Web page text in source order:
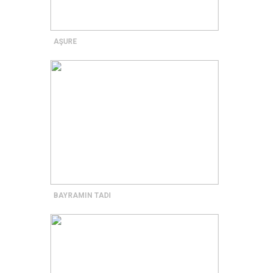
AŞURE
BAYRAMIN TADI